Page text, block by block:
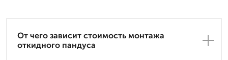
От чего зависит стоимость монтажа
откидного пандуса